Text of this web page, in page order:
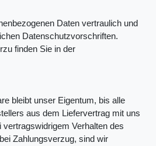
Daten vertraulich und
Datenschutzvorschriften.
finden Sie in der
bleibt unser Eigentum, bis alle
aus dem Liefervertrag mit uns
Verhalten des
Zahlungsverzug, sind wir